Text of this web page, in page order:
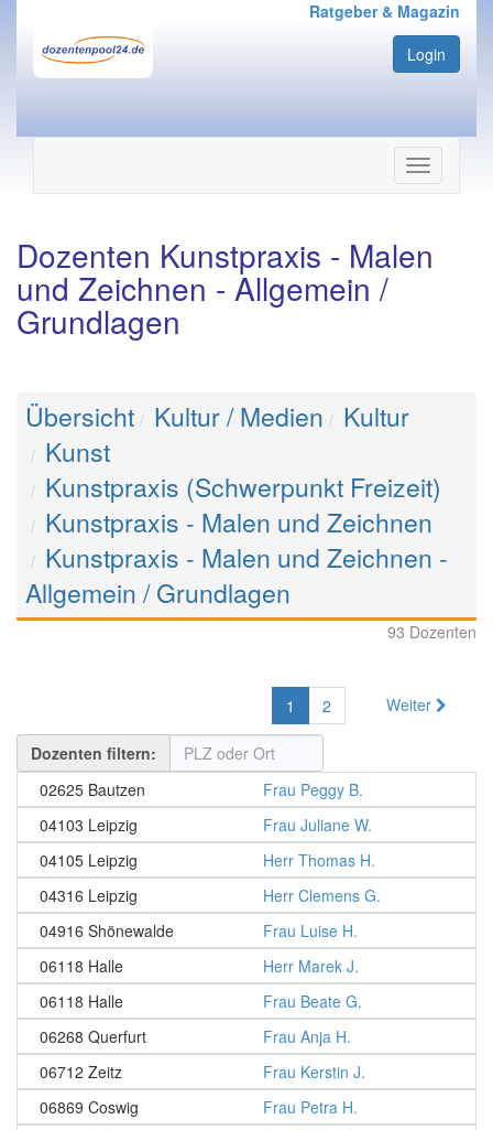
Ratgeber & Magazin
Login
Navigation
ein-/
Dozenten Kunstpraxis - Malen
und Zeichnen - Allgemein /
Grundlagen
Übersicht Kultur / Medien
Kultur
Kunst
Kunstpraxis (Schwerpunkt Freizeit)
Kunstpraxis - Malen und Zeichnen
Kunstpraxis - Malen und Zeichnen -
Allgemein / Grundlagen
93 Dozenten
1 2 Weiter
Dozenten filtern:
02625 Bautzen
Frau Peggy B.
04103 Leipzig
Frau Juliane W.
04105 Leipzig
Herr Thomas H.
04316 Leipzig
Herr Clemens G.
04916 Shönewalde
Frau Luise H.
06118 Halle
Herr Marek J.
06118 Halle
Frau Beate G.
06268 Querfurt
Frau Anja H.
06712 Zeitz
Frau Kerstin J.
06869 Coswig
Frau Petra H.